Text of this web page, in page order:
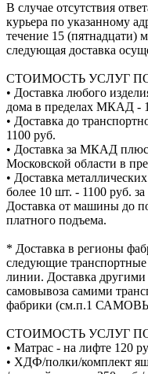
В случае отсутствия
курьера по указанному
течение 15 (пятнадцати)
следующая доставка
СТОИМОСТЬ УСЛУГ
• Доставка любого
дома в пределах МКАД -
• Доставка до
1100 руб.
• Доставка за МКАД
Московской области в
• Доставка
более 10 шт. - 1100 руб.
Доставка от машины до
платного подъема.
* Доставка в регионы
следующие
линии. Доставка
самовывоза самими
фабрики (см.п.1
СТОИМОСТЬ УСЛУГ
• Матрас - на лифте 120
• ХДФ/полки/комплект